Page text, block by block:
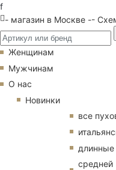
f
- магазин в Москве --
Женщинам
Мужчинам
О нас
Новинки
все
длинные
средней